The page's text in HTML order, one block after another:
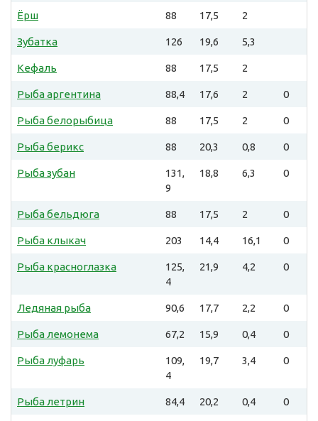
Ёрш 88 17,5 2
Зубатка 126 19,6 5,3
Кефаль 88 17,5 2
Рыба аргентина 88,4 17,6 2 0
Рыба белорыбица 88 17,5 2 0
Рыба берикс 88 20,3 0,8 0
Рыба зубан
131,
9
18,8 6,3 0
Рыба бельдюга 88 17,5 2 0
Рыба клыкач 203 14,4 16,1 0
Рыба красноглазка
125,
4
21,9 4,2 0
Ледяная рыба 90,6 17,7 2,2 0
Рыба лемонема 67,2 15,9 0,4 0
Рыба луфарь
109,
4
19,7 3,4 0
Рыба летрин 84,4 20,2 0,4 0